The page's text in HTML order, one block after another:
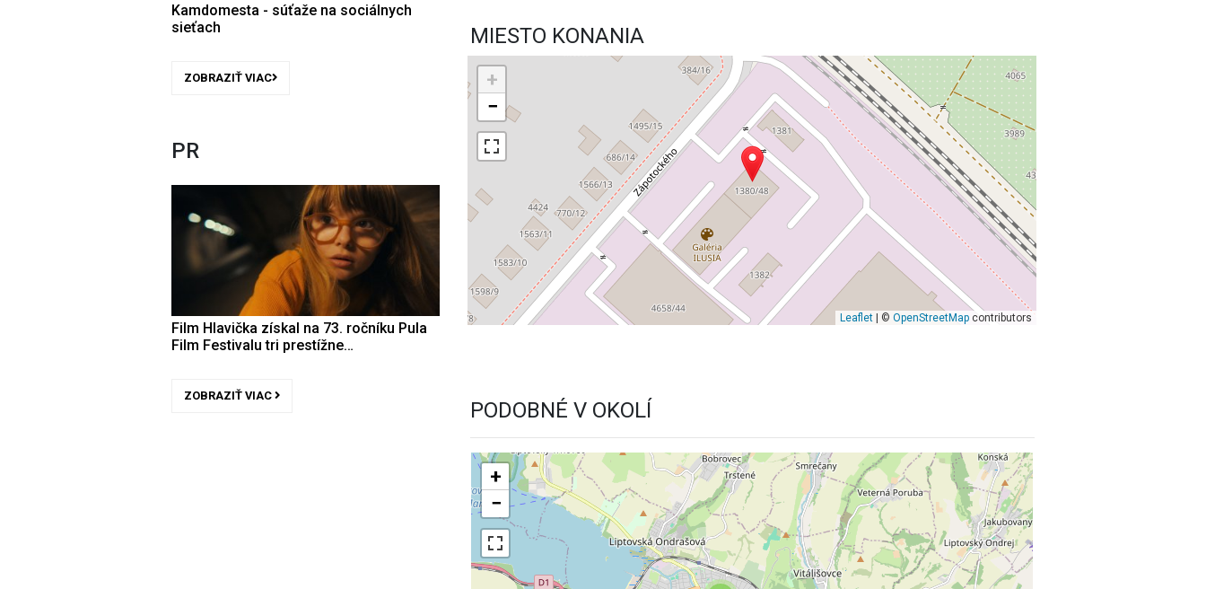
Kamdomesta - súťaže na sociálnych
sieťach
ZOBRAZIŤ VIAC
PR
Film Hlavička získal na 73. ročníku Pula
Film Festivalu tri prestížne…
ZOBRAZIŤ VIAC
MIESTO KONANIA
+
−
Leaflet| © OpenStreetMapcontributors
PODOBNÉ V OKOLÍ
+
−